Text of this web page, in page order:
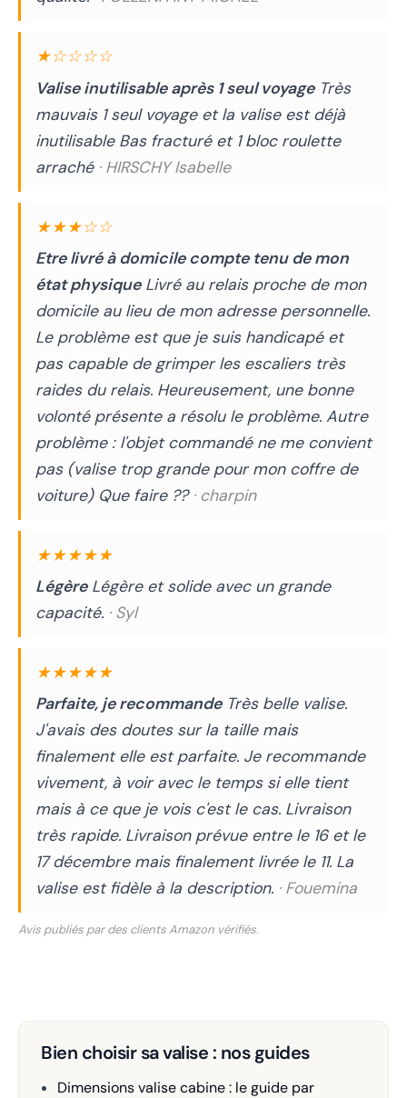
★☆☆☆☆
Valise inutilisable après 1 seul voyageTrès
mauvais 1 seul voyage et la valise est déjà
inutilisable Bas fracturé et 1 bloc roulette
arraché · HIRSCHY Isabelle
★★★☆☆
Etre livré à domicile compte tenu de mon
état physiqueLivré au relais proche de mon
domicile au lieu de mon adresse personnelle.
Le problème est que je suis handicapé et
pas capable de grimper les escaliers très
raides du relais. Heureusement, une bonne
volonté présente a résolu le problème. Autre
problème : l'objet commandé ne me convient
pas (valise trop grande pour mon coffre de
voiture) Que faire ?? · charpin
★★★★★
LégèreLégère et solide avec un grande
capacité. · Syl
★★★★★
Parfaite, je recommandeTrès belle valise.
J'avais des doutes sur la taille mais
finalement elle est parfaite. Je recommande
vivement, à voir avec le temps si elle tient
mais à ce que je vois c'est le cas. Livraison
très rapide. Livraison prévue entre le 16 et le
17 décembre mais finalement livrée le 11. La
valise est fidèle à la description. · Fouemina
Avis publiés par des clients Amazon vérifiés.
Bien choisir sa valise : nos guides
Dimensions valise cabine : le guide par